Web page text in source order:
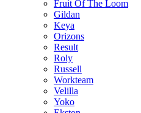
Fruit Of The Loom
Gildan
Keya
Orizons
Result
Roly
Russell
Workteam
Velilla
Yoko